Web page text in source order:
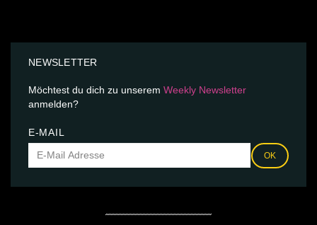
NEWSLETTER
Möchtest du dich zu unserem Weekly Newsletter
anmelden?
E-MAIL
OK